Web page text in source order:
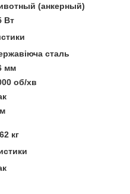
(анкерный)
Вт
сталь
мм
об/хв
кг